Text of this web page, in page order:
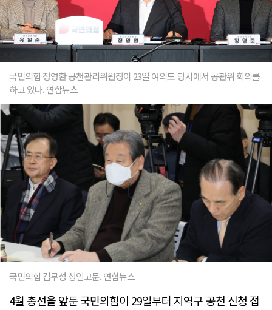
국민의힘 정영환 공천관리위원장이 23일 여의도 당사에서 공관위 회의를
하고 있다. 연합뉴스
국민의힘 김무성 상임고문. 연합뉴스
4월 총선을 앞둔 국민의힘이 29일부터 지역구 공천 신청 접